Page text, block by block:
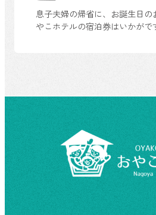
息子夫婦の帰省に、お誕生日の
やこホテルの宿泊券はいかがで